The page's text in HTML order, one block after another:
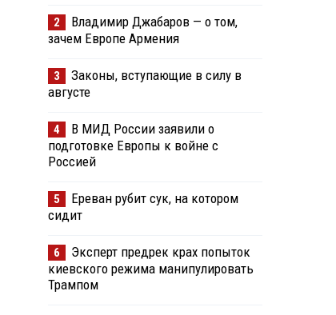
2
Владимир Джабаров — о том,
зачем Европе Армения
3
Законы, вступающие в силу в
августе
4
В МИД России заявили о
подготовке Европы к войне с
Россией
5
Ереван рубит сук, на котором
сидит
6
Эксперт предрек крах попыток
киевского режима манипулировать
Трампом